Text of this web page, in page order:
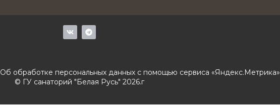
V
k
T
e
l
a
m
Об обработке персональных данных с помощью сервиса «Яндекс.Метрика»
© ГУ санаторий "Белая Русь" 2026.г